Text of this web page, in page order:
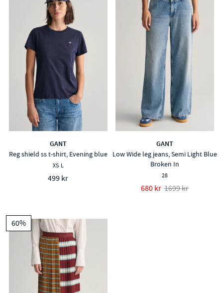
GANT
Reg shield ss t-shirt, Evening blue
XS L
499 kr
GANT
Low Wide leg jeans, Semi Light Blue
Broken In
28
680 kr 1699 kr
60%